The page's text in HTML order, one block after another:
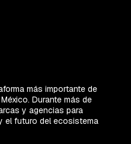
más importante de
Durante más de
y agencias para
el futuro del ecosistema